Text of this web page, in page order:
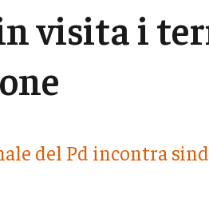
visita i
del Pd incontra